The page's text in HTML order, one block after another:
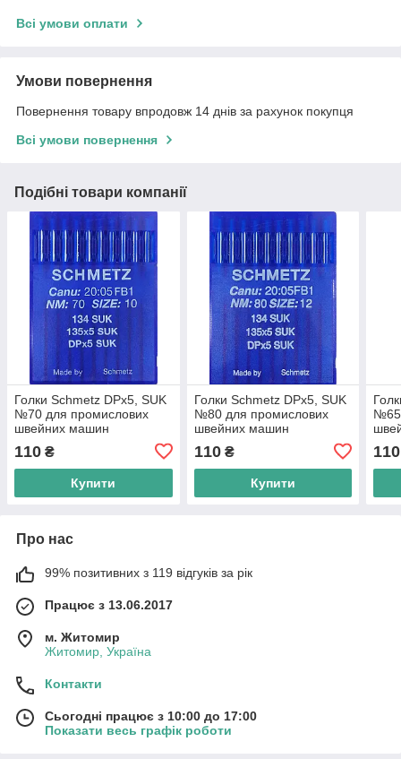
Всі умови оплати
Умови повернення
Повернення товару впродовж 14 днів за рахунок покупця
Всі умови повернення
Подібні товари компанії
Голки Schmetz DPx5, SUK
№70 для промислових
швейних машин
110 ₴
Купити
Голки Schmetz DPx5, SUK
№80 для промислових
швейних машин
110₴
Купити
№65
110
Про нас
99% позитивних з 119 відгуків за рік
Працює з 13.06.2017
м. Житомир
Житомир, Україна
Контакти
Сьогодні працює з 10:00 до 17:00
Показати весь графік роботи